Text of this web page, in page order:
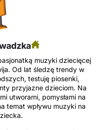
muzyki dziecięcej
Od lat śledzę trendy w
testuję piosenki,
przyjazne dzieciom. Na
utworami, pomysłami na
temat wpływu muzyki na